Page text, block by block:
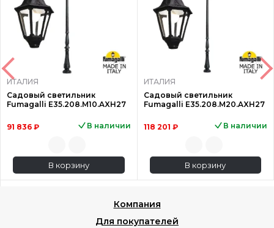
ИТАЛИЯ
Садовый светильник
Fumagalli E35.208.M10.AXH27
91 836 ₽ В наличии
В корзину
ИТАЛИЯ
Садовый светильник
Fumagalli E35.208.M20.AXH27
118 201 ₽ В наличии
В корзину
Компания
Для покупателей